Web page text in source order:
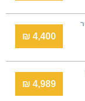
ליטר
4,400 ₪
4,989 ₪